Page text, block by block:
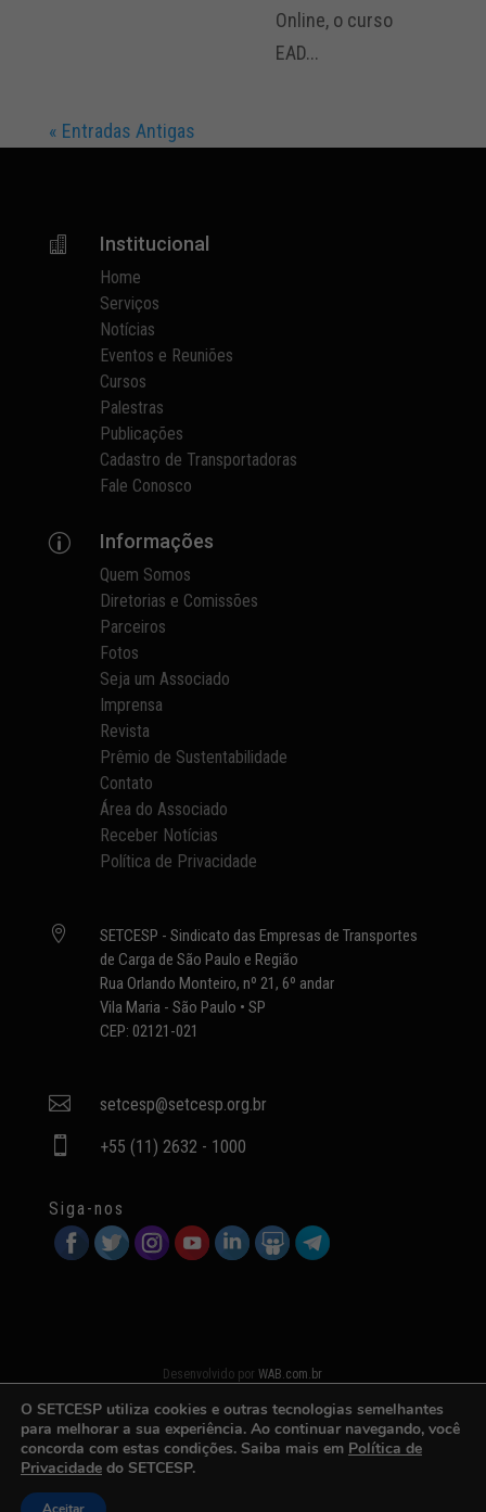
Online, o curso
EAD...
« Entradas Antigas
 Institucional
Home
Serviços
Notícias
Eventos e Reuniões
Cursos
Palestras
Publicações
Cadastro de Transportadoras
Fale Conosco
p Informações
Quem Somos
Diretorias e Comissões
Parceiros
Fotos
Seja um Associado
Imprensa
Revista
Prêmio de Sustentabilidade
Contato
Área do Associado
Receber Notícias
Política de Privacidade

SETCESP - Sindicato das Empresas de Transportes
de Carga de São Paulo e Região
Rua Orlando Monteiro, nº 21, 6º andar
Vila Maria - São Paulo • SP
CEP: 02121-021
 setcesp@setcesp.org.br
 +55 (11) 2632 - 1000
Siga-nos
Desenvolvido porWAB.com.br
O SETCESP utiliza cookies e outras tecnologias semelhantes
para melhorar a sua experiência. Ao continuar navegando, você
concorda com estas condições. Saiba mais em Política de
Privacidade do SETCESP.